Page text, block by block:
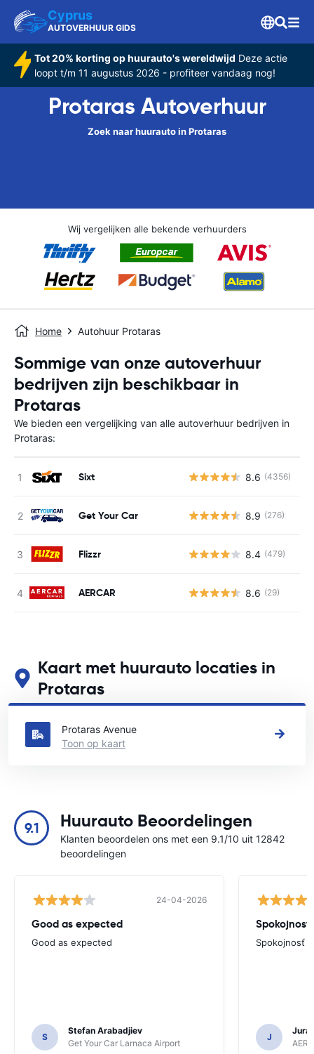
Cyprus
AUTOVERHUUR GIDS
Tot 20% korting op huurauto's wereldwijd Deze actie
loopt t/m 11 augustus 2026 - profiteer vandaag nog!
Protaras Autoverhuur
Zoek naar huurauto in Protaras
Wij vergelijken alle bekende verhuurders
Home Autohuur Protaras
Sommige van onze autoverhuur
bedrijven zijn beschikbaar in
Protaras
We bieden een vergelijking van alle autoverhuur bedrijven in
Protaras:
Sixt 8.6 (4356)
Get Your Car 8.9 (276)
Flizzr 8.4 (479)
AERCAR 8.6 (29)
Kaart met huurauto locaties in
Protaras
Zie onze belangrijkste autoverhuur locaties in Protaras
Protaras Avenue
Toon op kaart
9.1 Huurauto Beoordelingen
Klanten beoordelen ons met een 9.1/10 uit 12842
beoordelingen
24-04-2026
Good as expected
Good as expected
S
Stefan Arabadjiev
Get Your Car Larnaca Airport
Spokojnosť
Spokojnosť
J
Juraj